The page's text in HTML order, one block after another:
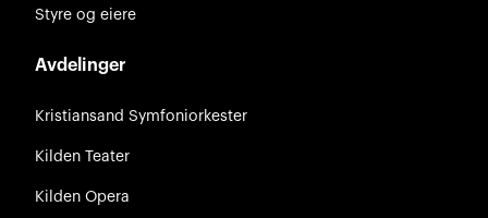
Styre og eiere
Avdelinger
Kristiansand Symfoniorkester
Kilden Teater
Kilden Opera